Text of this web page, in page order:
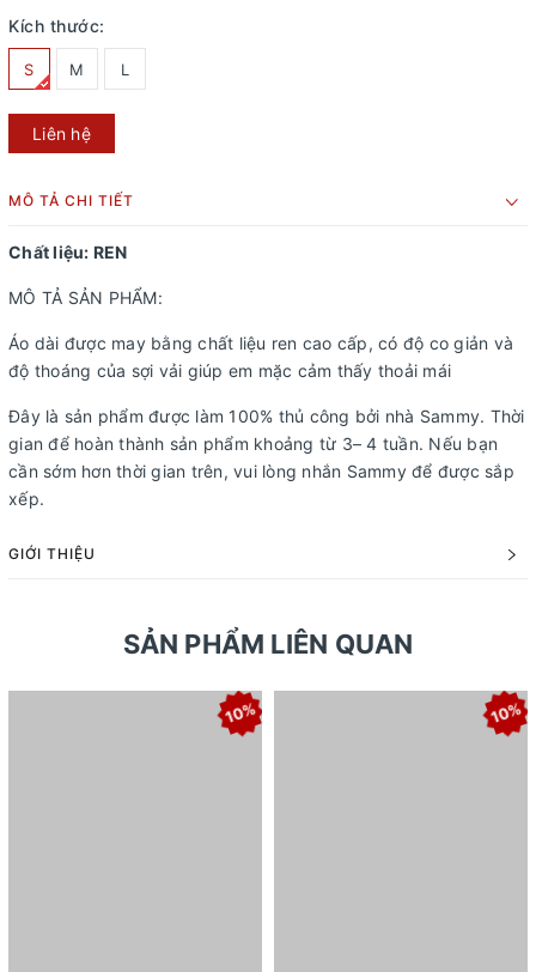
Kích thước:
S M L
Liên hệ
MÔ TẢ CHI TIẾT
Chất liệu: REN
MÔ TẢ SẢN PHẨM:
Áo dài được may bằng chất liệu ren cao cấp, có độ co giản và
độ thoáng của sợi vải giúp em mặc cảm thấy thoải mái
Đây là sản phẩm được làm 100% thủ công bởi nhà Sammy. Thời
gian để hoàn thành sản phẩm khoảng từ 3– 4 tuần. Nếu bạn
cần sớm hơn thời gian trên, vui lòng nhắn Sammy để được sắp
xếp.
GIỚI THIỆU
SẢN PHẨM LIÊN QUAN
10% 10%